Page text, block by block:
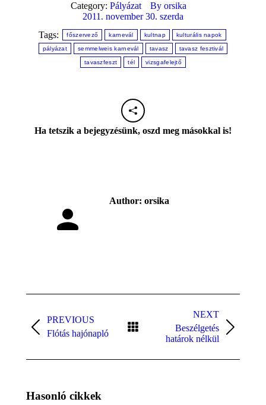
Category: Pályázat By orsika
2011. november 30. szerda
Tags:
főszervező karnevál kultnap kulturális napok
pályázat semmelweis karnevál tavasz tavasz fesztivál
tavaszfeszt tél vizsgafelejtő
Ha tetszik a bejegyzésünk, oszd meg másokkal is!
Author: orsika
navigation
PREVIOUS
Previous
Flótás hajónapló
NEXT
post:
Beszélgetés
határok nélkül
Hasonló cikkek